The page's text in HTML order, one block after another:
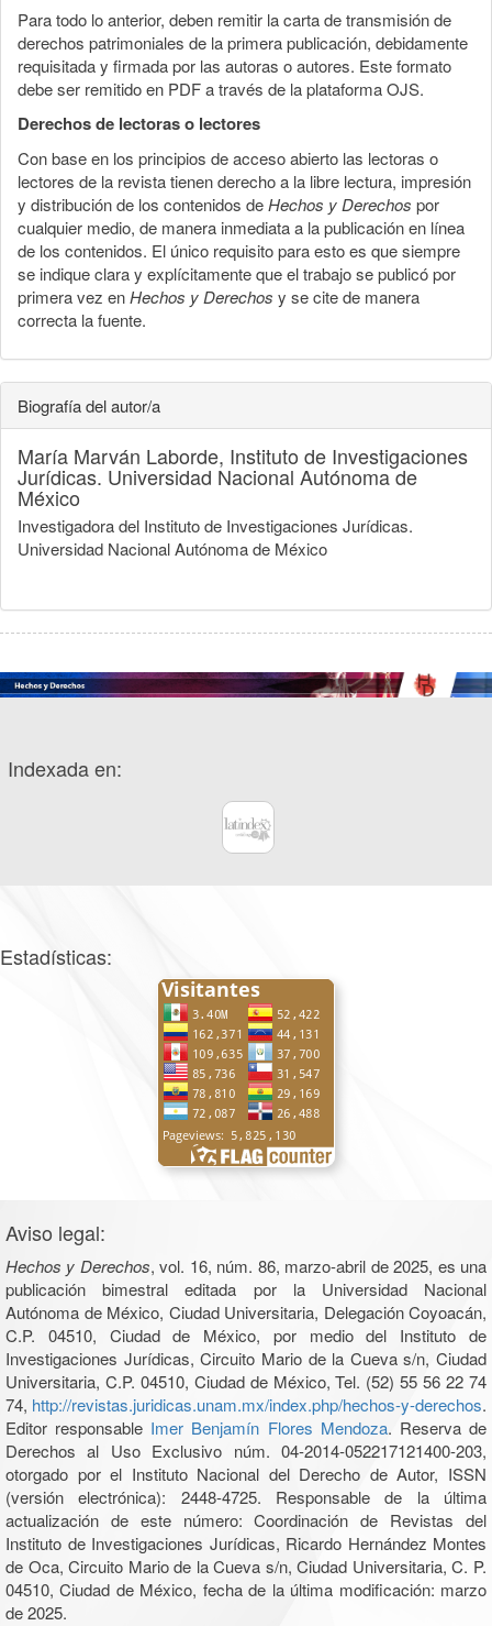
Para todo lo anterior, deben remitir la carta de transmisión de
derechos patrimoniales de la primera publicación, debidamente
requisitada y firmada por las autoras o autores. Este formato
debe ser remitido en PDF a través de la plataforma OJS.
Derechos de lectoras o lectores
Con base en los principios de acceso abierto las lectoras o
lectores de la revista tienen derecho a la libre lectura, impresión
y distribución de los contenidos deHechos y Derechos por
cualquier medio, de manera inmediata a la publicación en línea
de los contenidos. El único requisito para esto es que siempre
se indique clara y explícitamente que el trabajo se publicó por
primera vez enHechos y Derechos y se cite de manera
correcta la fuente.
Biografía del autor/a
María Marván Laborde, Instituto de Investigaciones
Jurídicas. Universidad Nacional Autónoma de
México
Investigadora del Instituto de Investigaciones Jurídicas.
Universidad Nacional Autónoma de México
Indexada en:
Estadísticas:
Aviso legal:
Hechos y Derechos, vol. 16, núm. 86, marzo-abril de 2025, es una
publicación bimestral editada por la Universidad Nacional
Autónoma de México, Ciudad Universitaria, Delegación Coyoacán,
C.P. 04510, Ciudad de México, por medio del Instituto de
Investigaciones Jurídicas, Circuito Mario de la Cueva s/n, Ciudad
Universitaria, C.P. 04510, Ciudad de México, Tel. (52) 55 56 22 74
74, http://revistas.juridicas.unam.mx/index.php/hechos-y-derechos.
Editor responsable Imer Benjamín Flores Mendoza. Reserva de
Derechos al Uso Exclusivo núm. 04-2014-052217121400-203,
otorgado por el Instituto Nacional del Derecho de Autor, ISSN
(versión electrónica): 2448-4725. Responsable de la última
actualización de este número: Coordinación de Revistas del
Instituto de Investigaciones Jurídicas, Ricardo Hernández Montes
de Oca, Circuito Mario de la Cueva s/n, Ciudad Universitaria, C. P.
04510, Ciudad de México, fecha de la última modificación: marzo
de 2025.